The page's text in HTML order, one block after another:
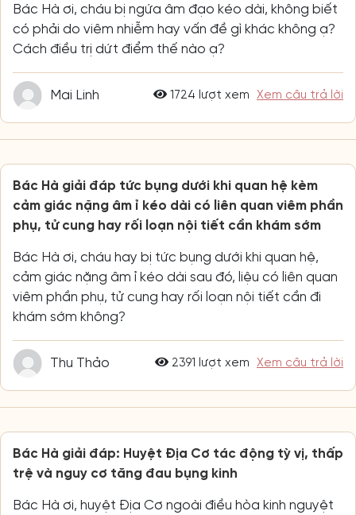
Bác Hà ơi, cháu bị ngứa âm đạo kéo dài, không biết
có phải do viêm nhiễm hay vấn đề gì khác không ạ?
Cách điều trị dứt điểm thế nào ạ?
Mai Linh 1724 lượt xem Xem câu trả lời
Bác Hà giải đáp tức bụng dưới khi quan hệ kèm
cảm giác nặng âm ỉ kéo dài có liên quan viêm phần
phụ, tử cung hay rối loạn nội tiết cần khám sớm
Bác Hà ơi, cháu hay bị tức bụng dưới khi quan hệ,
cảm giác nặng âm ỉ kéo dài sau đó, liệu có liên quan
viêm phần phụ, tử cung hay rối loạn nội tiết cần đi
khám sớm không?
Thu Thảo 2391 lượt xem Xem câu trả lời
Bác Hà giải đáp: Huyệt Địa Cơ tác động tỳ vị, thấp
trệ và nguy cơ tăng đau bụng kinh
Bác Hà ơi, huyệt Địa Cơ ngoài điều hòa kinh nguyệt